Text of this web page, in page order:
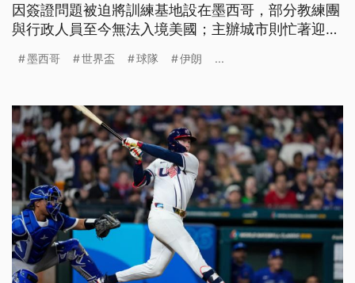
因簽證問題被迫將訓練基地設在墨西哥，部分教練團
與行政人員至今無法入境美國；主辦城市則忙著迎接
面啟動。這場史上規模最大的世界盃不只考驗球隊實
墨西哥 世界盃 球隊 伊朗 ...